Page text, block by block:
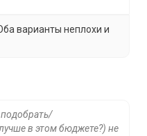
варианты неплохи и
подобрать/
в этом бюджете?) не